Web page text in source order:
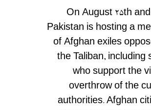
On August 25th and
Pakistan is hosting a
of Afghan exiles
the Taliban, including
who support the
overthrow of the
authorities. Afghan